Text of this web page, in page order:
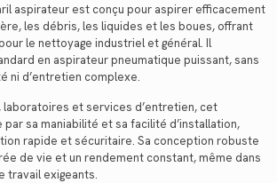
aspirateur est conçu pour aspirer efficacement
les débris, les liquides et les boues, offrant
le nettoyage industriel et général. Il
en aspirateur pneumatique puissant, sans
ni d’entretien complexe.
laboratoires et services d’entretien, cet
sa maniabilité et sa facilité d’installation,
rapide et sécuritaire. Sa conception robuste
de vie et un rendement constant, même dans
travail exigeants.